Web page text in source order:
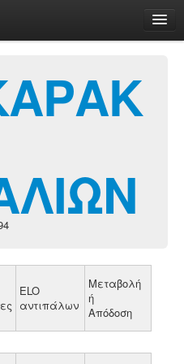
ELO
αντιπάλων
Μεταβολή
ή
Απόδοση